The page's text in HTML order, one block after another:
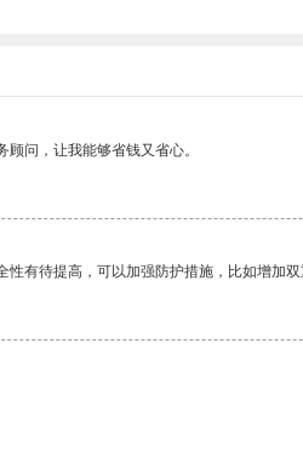
问，让我能够省钱又省心。
性有待提高，可以加强防护措施，比如增加双